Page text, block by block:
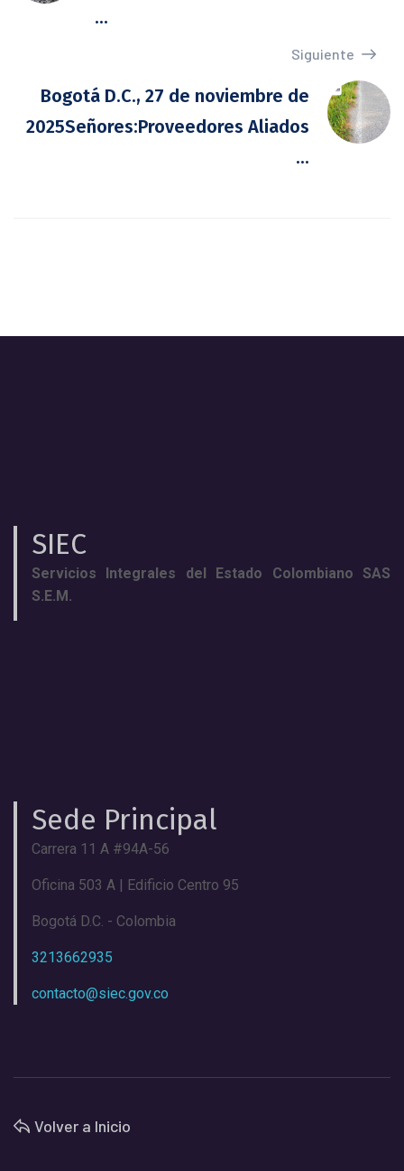
...
Siguiente
Bogotá D.C., 27 de noviembre de
2025Señores:Proveedores Aliados
...
SIEC
Servicios Integrales del Estado Colombiano SAS
S.E.M.
Sede Principal
Carrera 11 A #94A-56
Oficina 503 A | Edificio Centro 95
Bogotá D.C. - Colombia
3213662935
contacto@siec.gov.co
Volver a Inicio